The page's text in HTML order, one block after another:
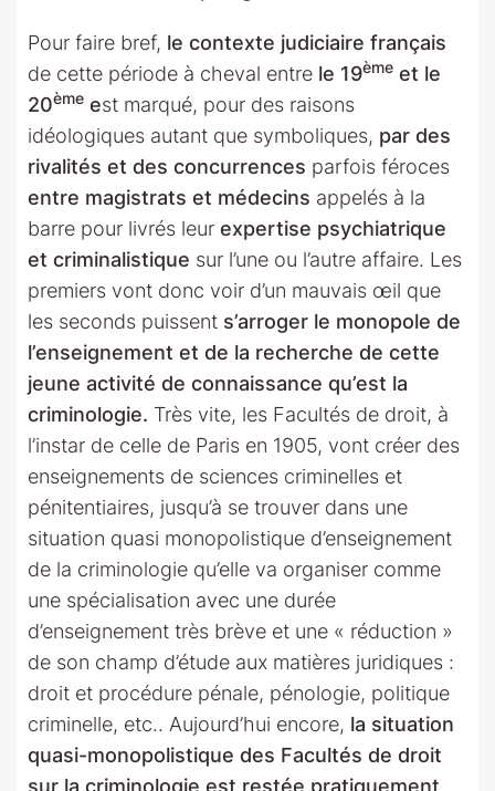
Pour faire bref, le contexte judiciaire français
de cette période à cheval entre le 19ème et le
20ème est marqué, pour des raisons
idéologiques autant que symboliques, par des
rivalités et des concurrences parfois féroces
entre magistrats et médecins appelés à la
barre pour livrés leur expertise psychiatrique
et criminalistique sur l’une ou l’autre affaire. Les
premiers vont donc voir d’un mauvais œil que
les seconds puissent s’arroger le monopole de
l’enseignement et de la recherche de cette
jeune activité de connaissance qu’est la
criminologie. Très vite, les Facultés de droit, à
l’instar de celle de Paris en 1905, vont créer des
enseignements de sciences criminelles et
pénitentiaires, jusqu’à se trouver dans une
situation quasi monopolistique d’enseignement
de la criminologie qu’elle va organiser comme
une spécialisation avec une durée
d’enseignement très brève et une « réduction »
de son champ d’étude aux matières juridiques :
droit et procédure pénale, pénologie, politique
criminelle, etc.. Aujourd’hui encore, la situation
quasi-monopolistique des Facultés de droit
sur la criminologie est restée pratiquement